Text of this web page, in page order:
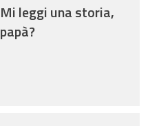
Mi leggi una storia,
papà?